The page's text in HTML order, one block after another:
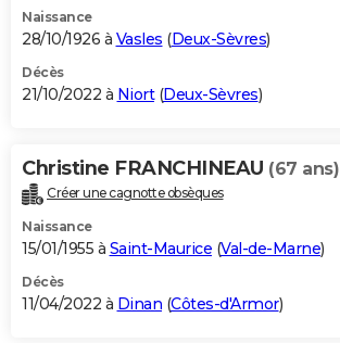
Naissance
28/10/1926 à Vasles (Deux-Sèvres)
Décès
21/10/2022 à Niort(Deux-Sèvres)
Christine FRANCHINEAU (67 ans)
Créer une cagnotte obsèques
Naissance
15/01/1955 à Saint-Maurice (Val-de-Marne)
Décès
11/04/2022 à Dinan (Côtes-d'Armor)